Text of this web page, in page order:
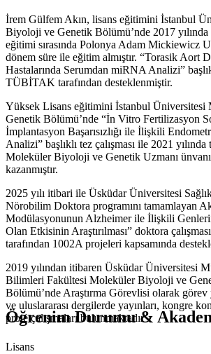
İrem Gülfem Akın, lisans eğitimini İstanbul
Biyoloji ve Genetik Bölümü’nde 2017 yılında
eğitimi sırasında Polonya Adam Mickiewicz
dönem süre ile eğitim almıştır. “Torasik Aort
Hastalarında Serumdan miRNA Analizi”
TÜBİTAK tarafından desteklenmiştir.
Yüksek Lisans eğitimini İstanbul
Genetik Bölümü’nde “İn Vitro Fertilizasyon
İmplantasyon Başarısızlığı ile İlişkili
Analizi” başlıklı tez çalışması ile 2021
Moleküler Biyoloji ve Genetik Uzmanı
kazanmıştır.
2025 yılı itibari ile Üsküdar Üniversitesi
Nörobilim Doktora programını tamamlayan
Modülasyonunun Alzheimer ile İlişkili
Olan Etkisinin Araştırılması” doktora
tarafından 1002A projeleri kapsamında
2019 yılından itibaren Üsküdar Üniversitesi
Bilimleri Fakültesi Moleküler Biyoloji ve
Bölümü’nde Araştırma Görevlisi olarak görev
ve uluslararası dergilerde yayınları, kongre
proje çalışmaları bulunmaktadır
Öğrenim Durumu &
Lisans